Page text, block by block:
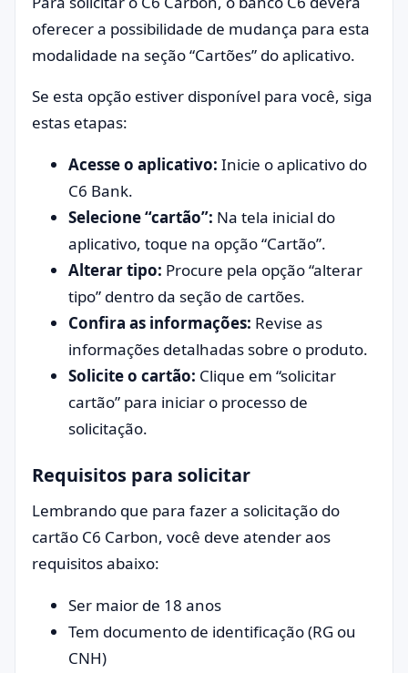
oferecer a possibilidade de mudança para esta
modalidade na seção “Cartões” do aplicativo.
Se esta opção estiver disponível para você, siga
estas etapas:
Acesse o aplicativo: Inicie o aplicativo do
C6 Bank.
Selecione “cartão”: Na tela inicial do
aplicativo, toque na opção “Cartão”.
Alterar tipo: Procure pela opção “alterar
tipo” dentro da seção de cartões.
Confira as informações: Revise as
informações detalhadas sobre o produto.
Solicite o cartão: Clique em “solicitar
cartão” para iniciar o processo de
solicitação.
Requisitos para solicitar
Lembrando que para fazer a solicitação do
cartão C6 Carbon, você deve atender aos
requisitos abaixo:
Ser maior de 18 anos
Tem documento de identificação (RG ou
CNH)